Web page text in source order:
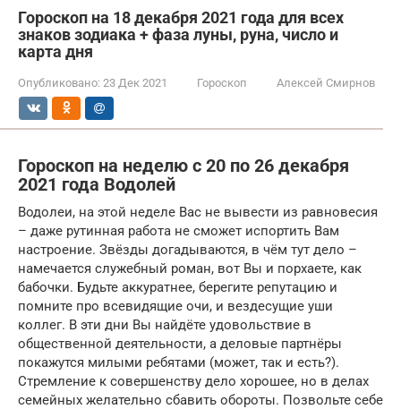
Гороскоп на 18 декабря 2021 года для всех
знаков зодиака + фаза луны, руна, число и
карта дня
Опубликовано: 23 Дек 2021 Гороскоп Алексей Смирнов
Гороскоп на неделю с 20 по 26 декабря
2021 года Водолей
Водолеи, на этой неделе Вас не вывести из равновесия
– даже рутинная работа не сможет испортить Вам
настроение. Звёзды догадываются, в чём тут дело –
намечается служебный роман, вот Вы и порхаете, как
бабочки. Будьте аккуратнее, берегите репутацию и
помните про всевидящие очи, и вездесущие уши
коллег. В эти дни Вы найдёте удовольствие в
общественной деятельности, а деловые партнёры
покажутся милыми ребятами (может, так и есть?).
Стремление к совершенству дело хорошее, но в делах
семейных желательно сбавить обороты. Позвольте себе